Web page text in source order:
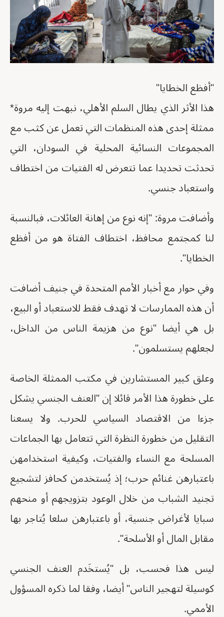
"أفظع الخطايا"
هذا الأثر الذي يطال السلم الأهلي، نبهت إليه مروة*
ممثلة إحدى هذه المنظمات التي تعمل عن كثب مع
المجموعات النسائية المحلية في السودان، التي
تحدثت تحديدا عما تتعرض له الفتيات من اختطاف
واستعباد جنسي.
وأضافت مروة: "إنه نوع من إهانة العائلات، فبالنسبة
لنا كمجتمع محافظ، اختطاف الفتاة هو من أفظع
الخطايا".
وفي حوار مع أخبار الأمم المتحدة في جنيف أضافت
أن هذه الممارسات لا تهدف فقط للاستعباد أو البيع،
بل هي أيضا "نوع من هزيمة الناس من الداخل،
لجعلهم يستسلمون".
وعلق كبير المستشارين في مكتب الممثلة الخاصة
على خطورة هذا الأمر قائلا إن "العنف الجنسي يشكل
جزءا من الاقتصاد السياسي للحرب. ولا يسعنا
التقليل من خطورة النظرة التي تتعامل بها الجماعات
المسلحة مع النساء والفتيات، وكيفية استخدامهن
باعتبارهن غنائم حرب؛ إذ يُستخدمن كحافز لتشجيع
تجنيد الشباب من خلال الوعود بتزويجهم أو منحهم
سبايا لأغراض جنسية، أو باعتبارهن سلعا يُتاجر بها
مقابل المال أو الأسلحة".
ليس هذا فحسب، بل "يُستخَدم العنف الجنسي
كوسيلة لتهجير الناس" أيضا، وفقا لما ذكره المسؤول
الأممي.